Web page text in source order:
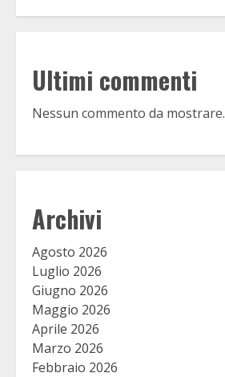
Ultimi commenti
Nessun commento da mostrare.
Archivi
Agosto 2026
Luglio 2026
Giugno 2026
Maggio 2026
Aprile 2026
Marzo 2026
Febbraio 2026